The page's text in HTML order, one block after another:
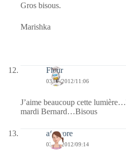
Gros bisous.
Marishka
Fleur
03/04/2012/11:06
J’aime beaucoup cette
mardi Bernard…Bisous
afaurore
03/04/2012/09:14